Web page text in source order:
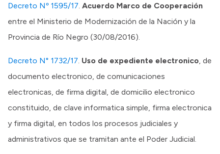
Decreto Nº 1595/17. Acuerdo Marco de Cooperación
entre el Ministerio de Modernización de la Nación y la
Provincia de Río Negro (30/08/2016).
Decreto N° 1732/17. Uso de expediente electronico, de
documento electronico, de comunicaciones
electronicas, de firma digital, de domicilio electronico
constituido, de clave informatica simple, firma electronica
y firma digital, en todos los procesos judiciales y
administrativos que se tramitan ante el Poder Judicial.